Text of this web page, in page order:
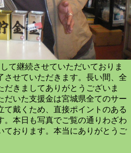
て継続させていただいておりま
させていただきます。長い間、全
だきましてありがとうございま
だいた支援金は宮城県全てのサー
て戴くため、直接ポイントのある
。本日も写真でご覧の通りわざわ
ております。本当にありがとうご